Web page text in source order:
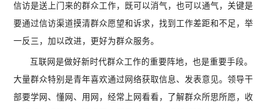
信访是送上门来的群众工作，既可以消气，也可以通气，关键是
要通过信访渠道摸清群众愿望和诉求，找到工作差距和不足，举
一反三，加以改进，更好为群众服务。
互联网是做好新时代群众工作的重要阵地，也是重要手段。
大量群众特别是青年喜欢通过网络获取信息、发表意见。领导干
部要学网、懂网、用网，经常上网看看，了解群众所思所愿，收